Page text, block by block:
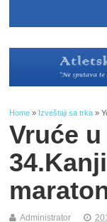
Home » Izveštaji sa trka »
Vruće
Administrator